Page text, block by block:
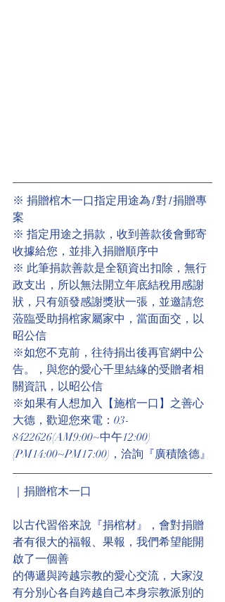
※ 捐贈棺木一口指定用途為1對1捐贈專
案
※ 指定用途之捐款，收到善款後會郵寄
收據給您，並排入捐贈順序中
※ 此筆捐款善款是全額資出扣除，無行
政支出，所以無法開立年底結稅用感謝
狀，只有頒發感謝獎狀一張，並邀請您
蒞臨受助捐棺家屬家中，當面面交，以
昭公信
※如您不克前，往待捐出後再官網中公
告。，與您的愛心千里結緣的受贈者相
關資訊，以昭公信
※如果有人想加入【施棺一口】之善心
大德，歡迎您來電：03-
8422626(AM9:00~中午12:00)
(PM14:00~PM17:00)，洽詢『廣積陰德』
｜捐贈棺木一口
以古代習俗來說『捐棺材』，會對捐贈
者有很大的福報、果報，我們希望能開
啟了一個善
的傳遞與跨越宗教的愛心交流，大家沒
有分別心各自跨越自己本身宗教派別的